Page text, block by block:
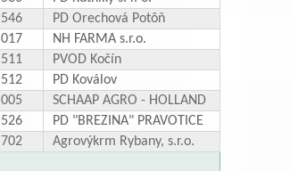
546
PD Orechová Potôň
017
NH FARMA s.r.o.
511
PVOD Kočín
512
PD Koválov
005
SCHAAP AGRO - HOLLAND
526
PD "BREZINA" PRAVOTICE
702
Agrovýkrm Rybany, s.r.o.